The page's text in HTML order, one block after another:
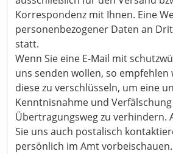
Korrespondenz mit Ihnen. Eine
personenbezogener Daten an
statt.
Wenn Sie eine E-Mail mit
uns senden wollen, so
diese zu verschlüsseln, um eine
Kenntnisnahme und
Übertragungsweg zu verhindern.
Sie uns auch postalisch
persönlich im Amt vorbeischauen.